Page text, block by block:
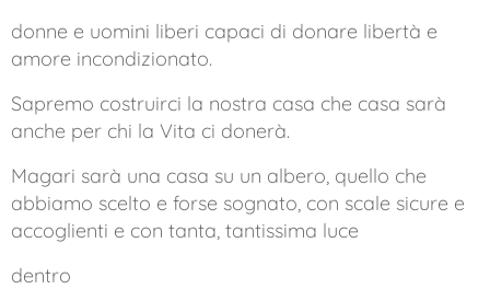
donne e uomini liberi capaci di donare libertà e
amore incondizionato.
Sapremo costruirci la nostra casa che casa sarà
anche per chi la Vita ci donerà.
Magari sarà una casa su un albero, quello che
abbiamo scelto e forse sognato, con scale sicure e
accoglienti e con tanta, tantissima luce
dentro